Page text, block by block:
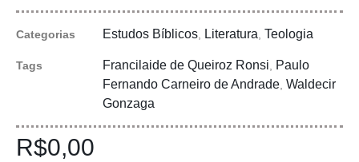
Categorias Estudos Bíblicos, Literatura, Teologia
Tags Francilaide de Queiroz Ronsi, Paulo
Fernando Carneiro de Andrade, Waldecir
Gonzaga
R$0,00